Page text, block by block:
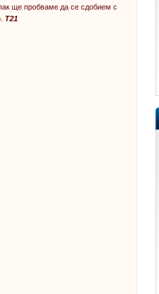
ще пробваме да се сдобием с
Т21